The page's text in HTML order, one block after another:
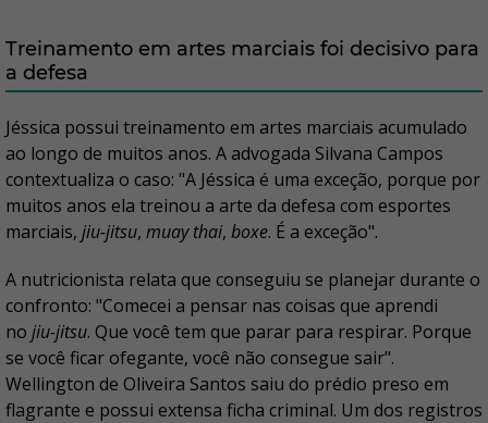
Treinamento em artes marciais foi decisivo para
a defesa
Jéssica possui treinamento em artes marciais acumulado
ao longo de muitos anos. A advogada Silvana Campos
contextualiza o caso: "A Jéssica é uma exceção, porque por
muitos anos ela treinou a arte da defesa com esportes
marciais, jiu-jitsu, muay thai, boxe. É a exceção".
A nutricionista relata que conseguiu se planejar durante o
confronto: "Comecei a pensar nas coisas que aprendi
no jiu-jitsu. Que você tem que parar para respirar. Porque
se você ficar ofegante, você não consegue sair".
Wellington de Oliveira Santos saiu do prédio preso em
flagrante e possui extensa ficha criminal. Um dos registros